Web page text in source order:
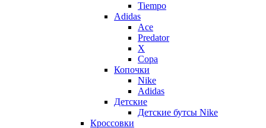
Tiempo
Adidas
Ace
Predator
X
Copa
Копочки
Nike
Adidas
Детские
Детские бутсы Nike
Кроссовки